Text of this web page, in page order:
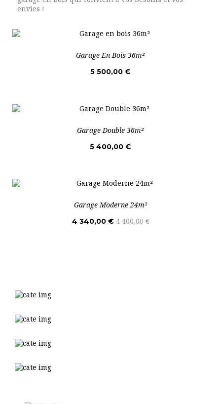
envies !
Garage En Bois 36m²
5 500,00 €
Garage Double 36m²
5 400,00 €
Garage Moderne 24m²
4 340,00 € 4 400,00 €